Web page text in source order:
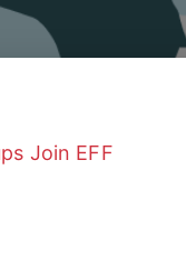
Join EFF